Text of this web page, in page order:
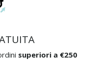
superiori a €250